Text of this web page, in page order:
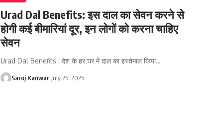
Urad Dal Benefits: इस दाल का सेवन करने से
होगी कई बीमारियां दूर, इन लोगों को करना चाहिए
सेवन
Urad Dal Benefits : देश के हर घर में दाल का इस्तेमाल किया…
Saroj Kanwar July 25, 2025